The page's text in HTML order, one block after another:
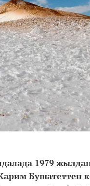
1979
Бушатеттен